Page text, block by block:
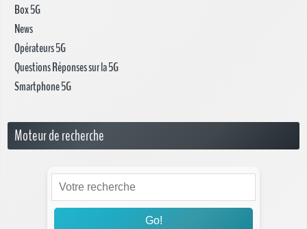
Box 5G
News
Opérateurs 5G
Questions Réponses sur la 5G
Smartphone 5G
Moteur de recherche
Go!